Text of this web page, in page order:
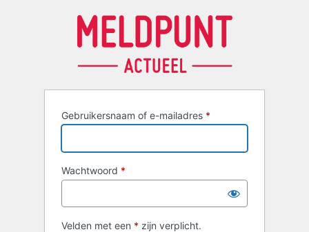
Gebruikersnaam of e-mailadres *
Wachtwoord *
Velden met een * zijn verplicht.